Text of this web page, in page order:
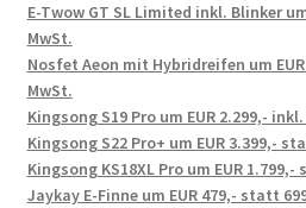
E-Twow GT SL Limited inkl. Blinker
MwSt.
Nosfet Aeon mit Hybridreifen um
MwSt.
Kingsong S19 Pro um EUR 2.299,-
Kingsong S22 Pro+ um EUR 3.399,-
Kingsong KS18XL Pro um EUR
Jaykay E-Finne um EUR 479,- statt